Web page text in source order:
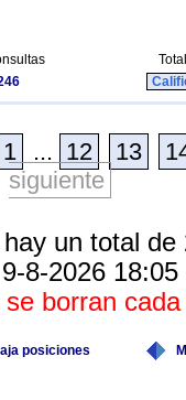
1 ... 12 13
siguiente
hay un total de
8-2026
borran
posiciones